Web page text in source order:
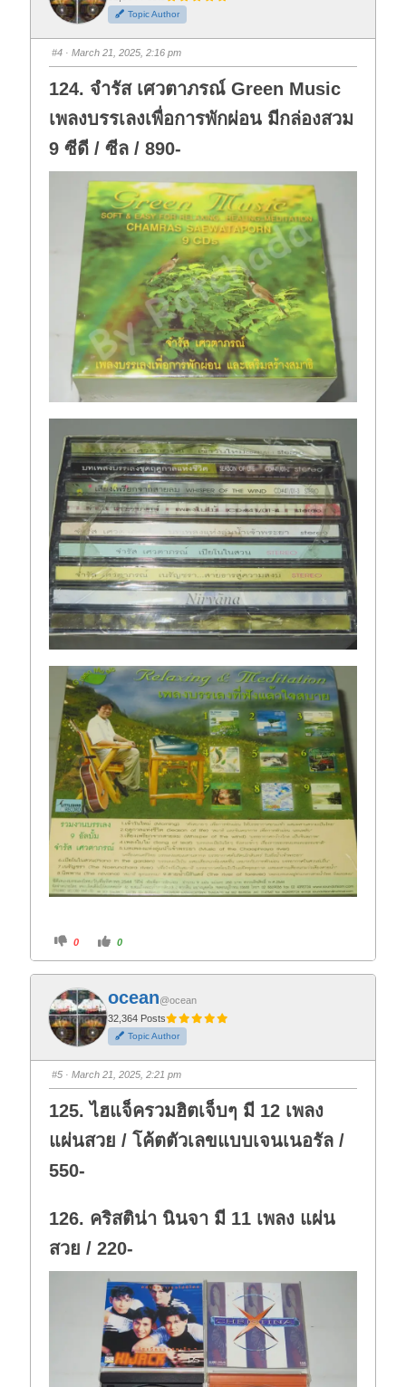
h
u
m
d
o
n
.
h
u
m
u
p
Topic Author
#4 · March 21, 2025, 2:16 pm
124. จำรัส เศวตาภรณ์ Green Music
เพลงบรรเลงเพื่อการพักผ่อน มีกล่องสวม
9 ซีดี / ซีล / 890-
C
i
k
f
o
r
t
h
u
m
b
d
o
n
.
0
C
i
k
o
t
h
u
m
b
u
p
0
ocean@ocean
32,364 Posts
Topic Author
#5 · March 21, 2025, 2:21 pm
125. ไฮแจ็ครวมฮิตเจ็บๆ มี 12 เพลง
แผ่นสวย / โค้ตตัวเลขแบบเจนเนอรัล /
550-
126. คริสติน่า นินจา มี 11 เพลง แผ่น
สวย / 220-